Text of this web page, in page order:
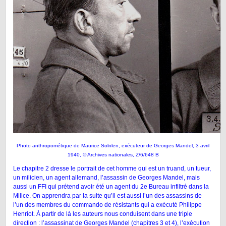
Photo anthropométique de Maurice Solnlen, exécuteur de Georges Mandel, 3 avril
1940, © Archives nationales, Z/6/648 B
Le chapitre 2 dresse le portrait de cet homme qui est un truand, un tueur,
un milicien, un agent allemand, l’assassin de Georges Mandel, mais
aussi un FFI qui prétend avoir été un agent du 2e Bureau infiltré dans la
Milice. On apprendra par la suite qu’il est aussi l’un des assassins de
l’un des membres du commando de résistants qui a exécuté Philippe
Henriot. À partir de là les auteurs nous conduisent dans une triple
direction : l’assassinat de Georges Mandel (chapitres 3 et 4), l’exécution